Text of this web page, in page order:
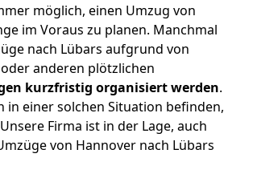
möglich, einen Umzug von
im Voraus zu planen. Manchmal
nach Lübars aufgrund von
anderen plötzlichen
kurzfristig organisiert werden.
in einer solchen Situation befinden,
Firma ist in der Lage, auch
von Hannover nach Lübars